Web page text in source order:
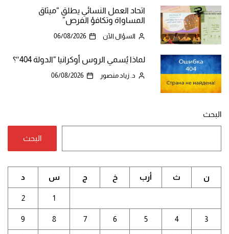
اتحاد العمل النسائي يطلق “ميثاق
المساواة وتكافؤ الفرص”
السؤال الآن 06/08/2026
لماذا يُسمي الروس أوكرانيا “الدولة 404″؟
د. زياد منصور 06/08/2026
البحث
البحث
ن ث أرب خ ج س د
1
2
3
4
5
6
7
8
9